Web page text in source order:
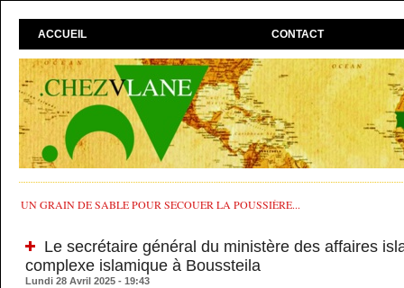
ACCUEIL CONTACT
UN GRAIN DE SABLE POUR SECOUER LA POUSSIÈRE...
Le secrétaire général du ministère des affaires
complexe islamique à Boussteila
Lundi 28 Avril 2025 - 19:43